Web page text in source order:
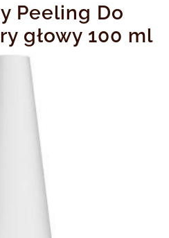
Peeling Do
głowy 100 ml